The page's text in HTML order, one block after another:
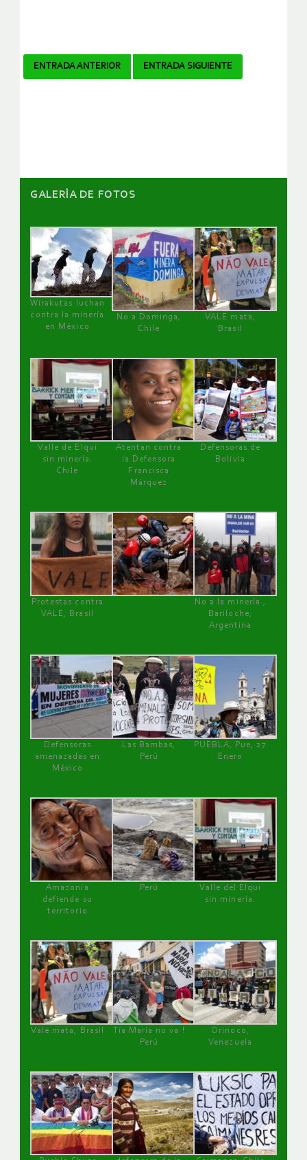
Navegador
ENTRADA ANTERIOR ENTRADA SIGUIENTE
GALERÌA DE FOTOS
Wirakutas luchan
contra la minería
en México
No a Dominga,
Chile
VALE mata,
Brasil
Valle de Elqui
sin minería.
Chile
Atentan contra
la Defensora
Francisca
Márquez
Defensoras de
Bolivia
Protestas contra
VALE, Brasil
No a la minería ,
Bariloche,
Argentina
Defensoras
amenazadas en
México
Las Bambas,
Perú
PUEBLA, Pue, 27
Enero
Amazonía
defiende su
territorio
Perú
Valle del Elqui
sin minería.
Vale mata, Brasil
Tía María no va !
Perú
Orinoco,
Venezuela